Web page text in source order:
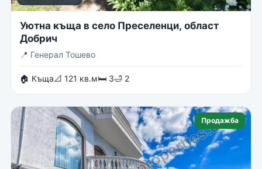
Уютна къща в село Преселенци, област
Добрич
📍 Генерал Тошево
🏠 Къща📐 121 кв.м🛏 3🛁 2
Продажба